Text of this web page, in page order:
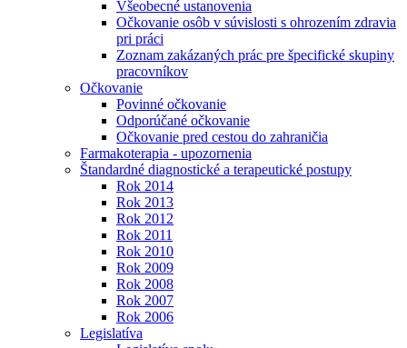
Všeobecné ustanovenia
Očkovanie osôb v súvislosti s ohrozením zdravia
pri práci
Zoznam zakázaných prác pre špecifické skupiny
pracovníkov
Očkovanie
Povinné očkovanie
Odporúčané očkovanie
Očkovanie pred cestou do zahraničia
Farmakoterapia - upozornenia
Štandardné diagnostické a terapeutické postupy
Rok 2014
Rok 2013
Rok 2012
Rok 2011
Rok 2010
Rok 2009
Rok 2008
Rok 2007
Rok 2006
Legislatíva